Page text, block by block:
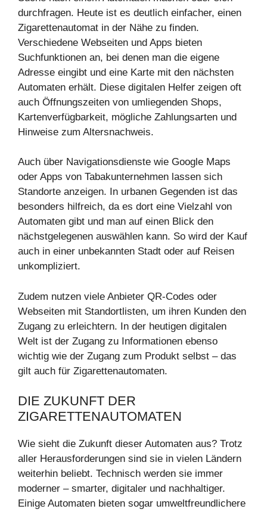
durchfragen. Heute ist es deutlich einfacher, einen
Zigarettenautomat in der Nähe zu finden.
Verschiedene Webseiten und Apps bieten
Suchfunktionen an, bei denen man die eigene
Adresse eingibt und eine Karte mit den nächsten
Automaten erhält. Diese digitalen Helfer zeigen oft
auch Öffnungszeiten von umliegenden Shops,
Kartenverfügbarkeit, mögliche Zahlungsarten und
Hinweise zum Altersnachweis.
Auch über Navigationsdienste wie Google Maps
oder Apps von Tabakunternehmen lassen sich
Standorte anzeigen. In urbanen Gegenden ist das
besonders hilfreich, da es dort eine Vielzahl von
Automaten gibt und man auf einen Blick den
nächstgelegenen auswählen kann. So wird der Kauf
auch in einer unbekannten Stadt oder auf Reisen
unkompliziert.
Zudem nutzen viele Anbieter QR-Codes oder
Webseiten mit Standortlisten, um ihren Kunden den
Zugang zu erleichtern. In der heutigen digitalen
Welt ist der Zugang zu Informationen ebenso
wichtig wie der Zugang zum Produkt selbst – das
gilt auch für Zigarettenautomaten.
DIE ZUKUNFT DER
ZIGARETTENAUTOMATEN
Wie sieht die Zukunft dieser Automaten aus? Trotz
aller Herausforderungen sind sie in vielen Ländern
weiterhin beliebt. Technisch werden sie immer
moderner – smarter, digitaler und nachhaltiger.
Einige Automaten bieten sogar umweltfreundlichere